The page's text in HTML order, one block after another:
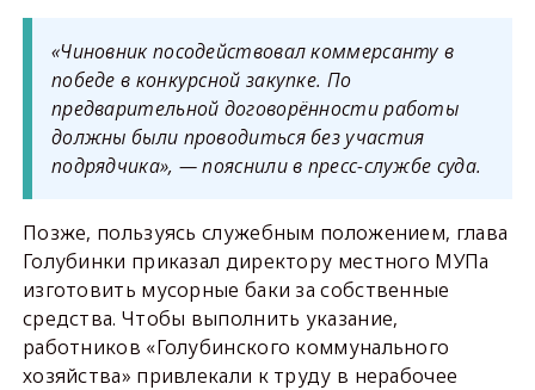
«Чиновник посодействовал коммерсанту в
победе в конкурсной закупке. По
предварительной договорённости работы
должны были проводиться без участия
подрядчика», — пояснили в пресс-службе суда.
Позже, пользуясь служебным положением, глава
Голубинки приказал директору местного МУПа
изготовить мусорные баки за собственные
средства. Чтобы выполнить указание,
работников «Голубинского коммунального
хозяйства» привлекали к труду в нерабочее